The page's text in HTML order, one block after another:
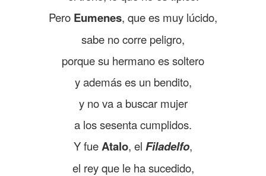
Pero Eumenes, que es muy lúcido,
sabe no corre peligro,
porque su hermano es soltero
y además es un bendito,
y no va a buscar mujer
a los sesenta cumplidos.
Y fueAtalo, el Filadelfo,
el rey que le ha sucedido,